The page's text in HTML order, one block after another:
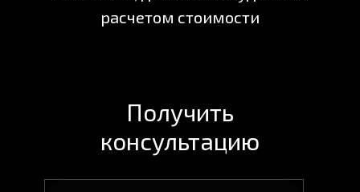
расчетом стоимости
Получить
консультацию